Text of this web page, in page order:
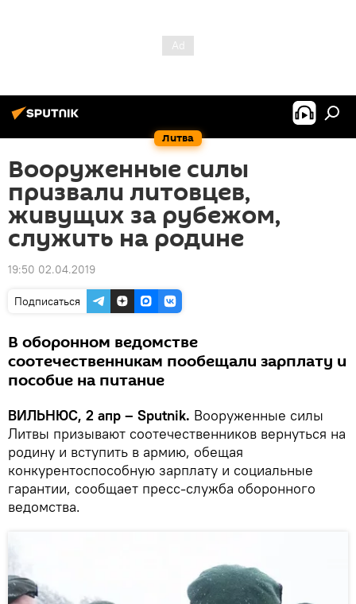
Литва
Вооруженные силы
призвали литовцев,
живущих за рубежом,
служить на родине
19:50 02.04.2019
Подписаться
В оборонном ведомстве
соотечественникам пообещали зарплату и
пособие на питание
ВИЛЬНЮС, 2 апр – Sputnik. Вооруженные силы
Литвы призывают соотечественников вернуться на
родину и вступить в армию, обещая
конкурентоспособную зарплату и социальные
гарантии, сообщает пресс-служба оборонного
ведомства.